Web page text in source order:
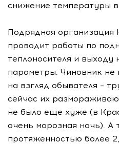
снижение температуры в
Подрядная организация
проводит работы по
теплоносителя и выходу
параметры. Чиновник не
на взгляд обывателя –
сейчас их
не было еще хуже (в
очень морозная ночь). А
протяженностью более